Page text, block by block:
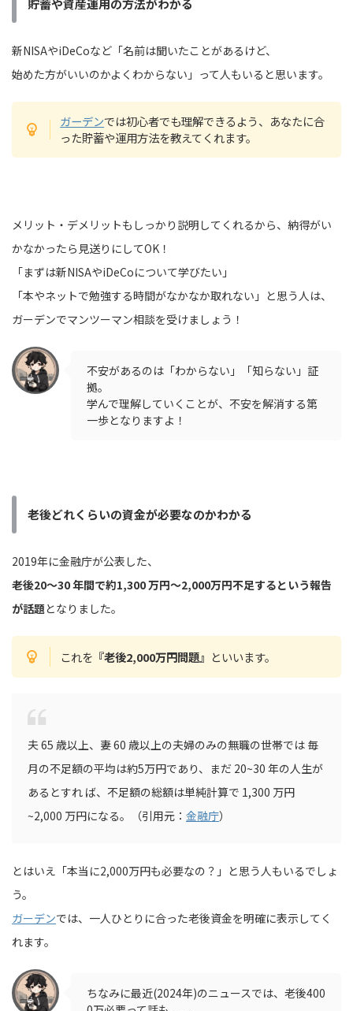
貯蓄や資産運用の方法がわかる
新NISAやiDeCoなど「名前は聞いたことがあるけど、
始めた方がいいのかよくわからない」って人もいると思います。
ガーデンでは初心者でも理解できるよう、あなたに合
った貯蓄や運用方法を教えてくれます。
メリット・デメリットもしっかり説明してくれるから、納得がい
かなかったら見送りにしてOK！
「まずは新NISAやiDeCoについて学びたい」
「本やネットで勉強する時間がなかなか取れない」と思う人は、
ガーデンでマンツーマン相談を受けましょう！
不安があるのは「わからない」「知らない」証
拠。
学んで理解していくことが、不安を解消する第
一歩となりますよ！
老後どれくらいの資金が必要なのかわかる
2019年に金融庁が公表した、
老後20～30 年間で約1,300 万円～2,000万円不足するという報告
が話題となりました。
これを 『老後2,000万円問題』 といいます。
夫 65 歳以上、妻 60 歳以上の夫婦のみの無職の世帯では 毎
月の不足額の平均は約5万円であり、まだ 20~30 年の人生が
あるとすれ ば、不足額の総額は単純計算で 1,300 万円
~2,000 万円になる。（引用元： 金融庁）
とはいえ「本当に2,000万円も必要なの？」と思う人もいるでしょ
う。
ガーデンでは、一人ひとりに合った老後資金を明確に表示してく
れます。
ちなみに最近(2024年)のニュースでは、老後400